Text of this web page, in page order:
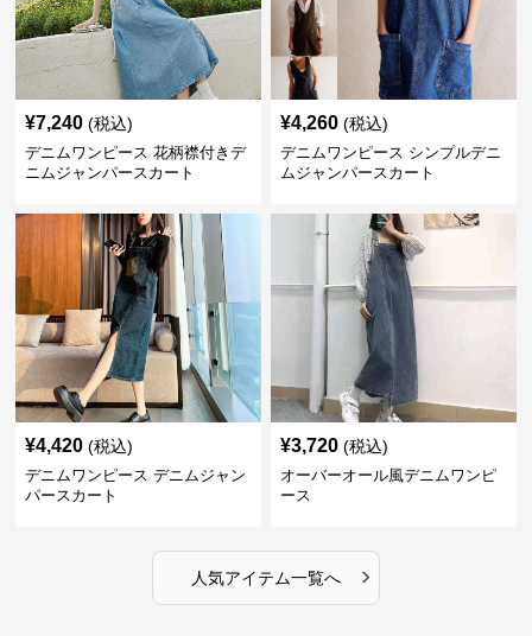
¥7,240 (税込)
デニムワンピース 花柄襟付きデ
ニムジャンパースカート
¥4,260 (税込)
デニムワンピース シンプルデニ
ムジャンパースカート
¥4,420 (税込)
デニムワンピース デニムジャン
パースカート
¥3,720 (税込)
オーバーオール風デニムワンピ
ース
人気アイテム一覧へ ›